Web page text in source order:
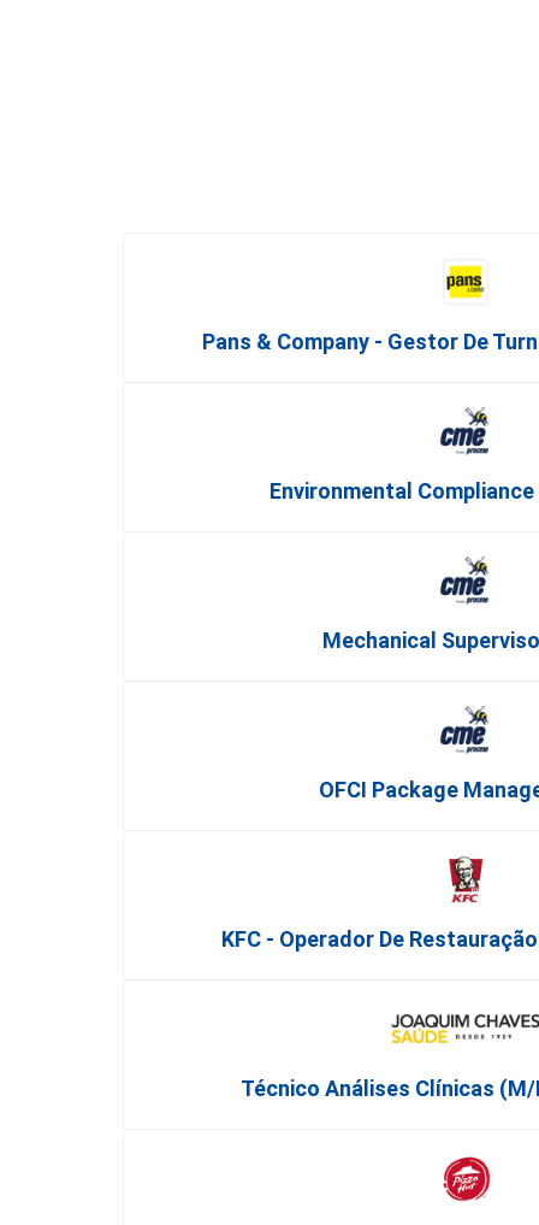
Pans & Company - Gestor De
Environmental
Mechanical
OFCI Package
KFC - Operador De
Técnico Análises Clínicas